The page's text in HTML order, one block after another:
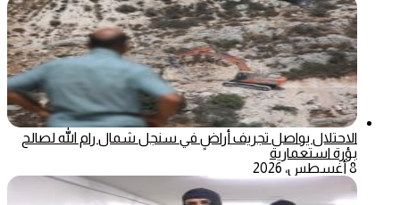
الاحتلال يواصل تجريف أراضٍ في سنجل شمال رام الله لصالح
بؤرة استعمارية
8 أغسطس، 2026